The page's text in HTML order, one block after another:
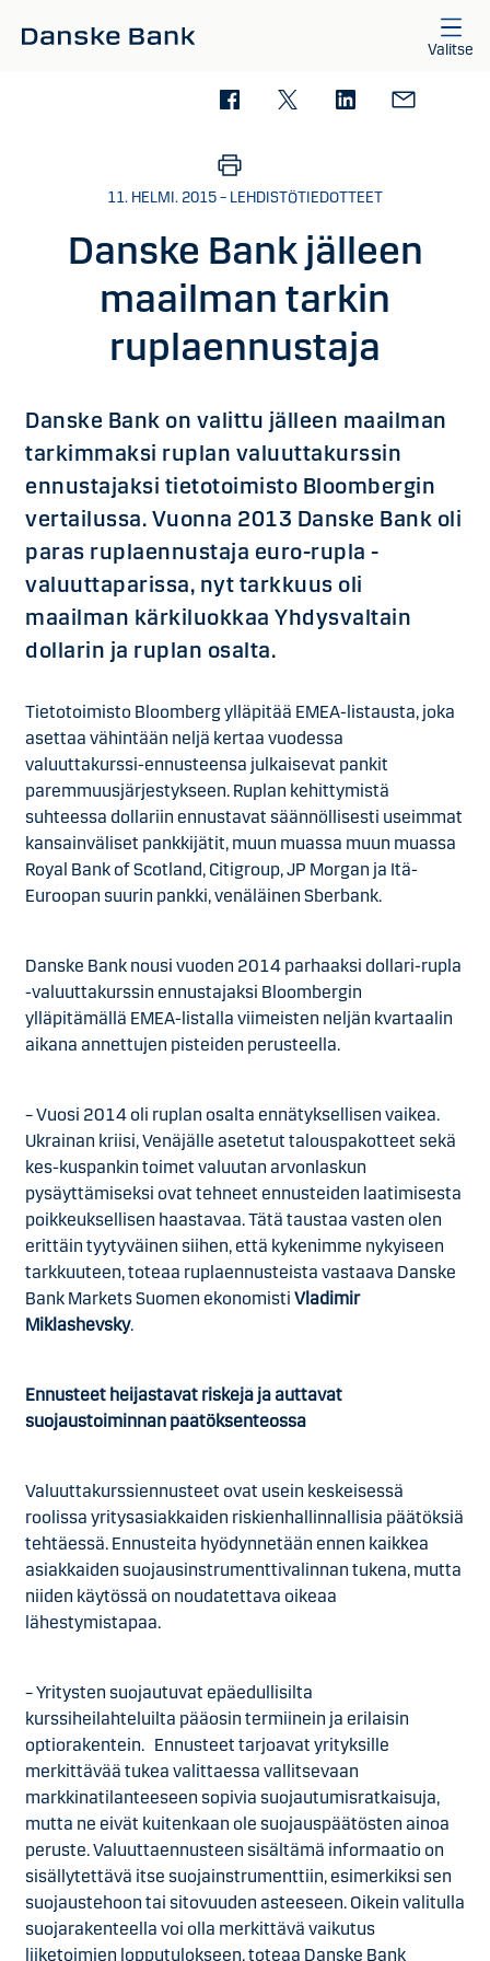
Valitse
11. HELMI. 2015 – LEHDISTÖTIEDOTTEET
Danske Bank jälleen
maailman tarkin
ruplaennustaja
Danske Bank on valittu jälleen maailman
tarkimmaksi ruplan valuuttakurssin
ennustajaksi tietotoimisto Bloombergin
vertailussa. Vuonna 2013 Danske Bank oli
paras ruplaennustaja euro-rupla -
valuuttaparissa, nyt tarkkuus oli
maailman kärkiluokkaa Yhdysvaltain
dollarin ja ruplan osalta.
Tietotoimisto Bloomberg ylläpitää EMEA-listausta, joka
asettaa vähintään neljä kertaa vuodessa
valuuttakurssi-ennusteensa julkaisevat pankit
paremmuusjärjestykseen. Ruplan kehittymistä
suhteessa dollariin ennustavat säännöllisesti useimmat
kansainväliset pankkijätit, muun muassa muun muassa
Royal Bank of Scotland, Citigroup, JP Morgan ja Itä-
Euroopan suurin pankki, venäläinen Sberbank.
Danske Bank nousi vuoden 2014 parhaaksi dollari-rupla
-valuuttakurssin ennustajaksi Bloombergin
ylläpitämällä EMEA-listalla viimeisten neljän kvartaalin
aikana annettujen pisteiden perusteella.
– Vuosi 2014 oli ruplan osalta ennätyksellisen vaikea.
Ukrainan kriisi, Venäjälle asetetut talouspakotteet sekä
kes-kuspankin toimet valuutan arvonlaskun
pysäyttämiseksi ovat tehneet ennusteiden laatimisesta
poikkeuksellisen haastavaa. Tätä taustaa vasten olen
erittäin tyytyväinen siihen, että kykenimme nykyiseen
tarkkuuteen, toteaa ruplaennusteista vastaava Danske
Bank Markets Suomen ekonomisti Vladimir
Miklashevsky.
Ennusteet heijastavat riskejä ja auttavat
suojaustoiminnan päätöksenteossa
Valuuttakurssiennusteet ovat usein keskeisessä
roolissa yritysasiakkaiden riskienhallinnallisia päätöksiä
tehtäessä. Ennusteita hyödynnetään ennen kaikkea
asiakkaiden suojausinstrumenttivalinnan tukena, mutta
niiden käytössä on noudatettava oikeaa
lähestymistapaa.
– Yritysten suojautuvat epäedullisilta
kurssiheilahteluilta pääosin termiinein ja erilaisin
optiorakentein. Ennusteet tarjoavat yrityksille
merkittävää tukea valittaessa vallitsevaan
markkinatilanteeseen sopivia suojautumisratkaisuja,
mutta ne eivät kuitenkaan ole suojauspäätösten ainoa
peruste. Valuuttaennusteen sisältämä informaatio on
sisällytettävä itse suojainstrumenttiin, esimerkiksi sen
suojaustehoon tai sitovuuden asteeseen. Oikein valitulla
suojarakenteella voi olla merkittävä vaikutus
liiketoimien lopputulokseen, toteaa Danske Bank